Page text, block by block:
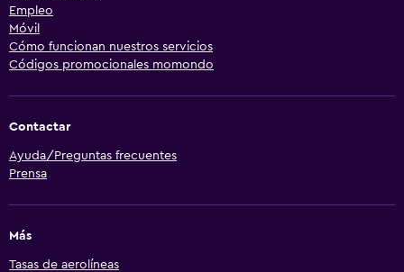
Empleo
Móvil
Cómo funcionan nuestros servicios
Códigos promocionales momondo
Contactar
Ayuda/Preguntas frecuentes
Prensa
Más
Tasas de aerolíneas